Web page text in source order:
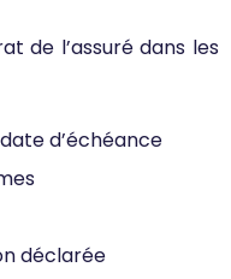
de l’assuré dans les
d’échéance
déclarée